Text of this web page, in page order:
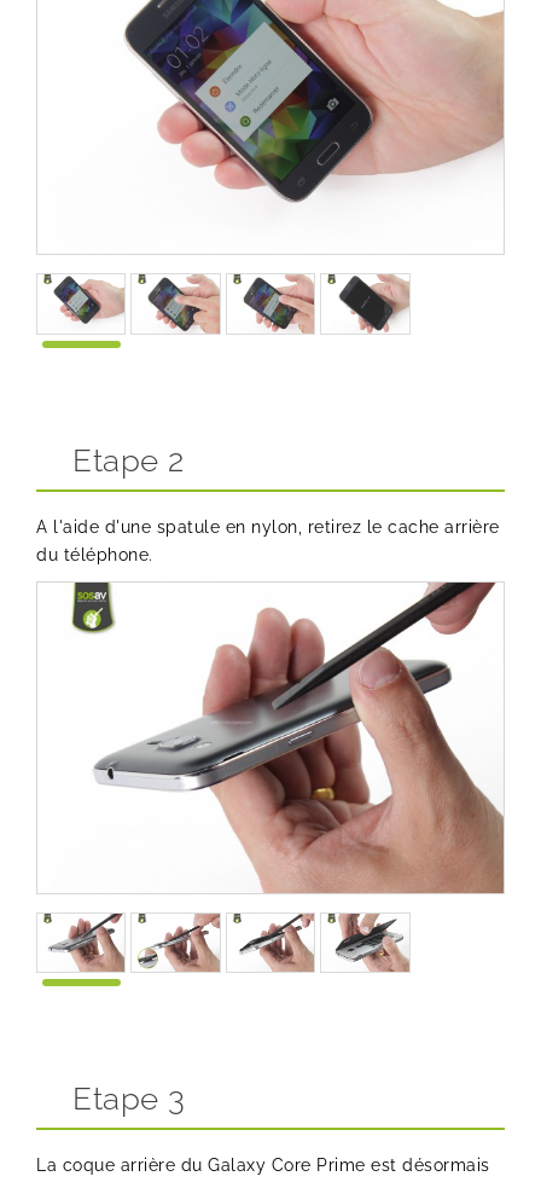
Etape 2
A l'aide d'une spatule en nylon, retirez le cache arrière
du téléphone.
Etape 3
La coque arrière du Galaxy Core Prime est désormais